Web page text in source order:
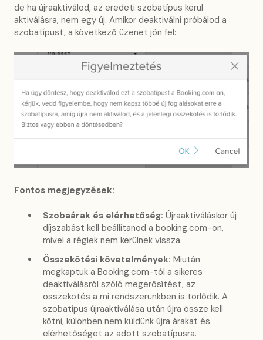
de ha újraaktiválod, az eredeti szobatípus kerül
aktiválásra, nem egy új. Amikor deaktiválni próbálod a
szobatípust, a következő üzenet jön fel:
Fontos megjegyzések:
Szobaárak és elérhetőség: Újraaktiváláskor új
díjszabást kell beállítanod a booking.com-on,
mivel a régiek nem kerülnek vissza.
Összekötési követelmények: Miután
megkaptuk a Booking.com-tól a sikeres
deaktiválásról szóló megerősítést, az
összekötés a mi rendszerünkben is törlődik. A
szobatípus újraaktiválása után újra össze kell
kötni, különben nem küldünk újra árakat és
elérhetőséget az adott szobatípusra.